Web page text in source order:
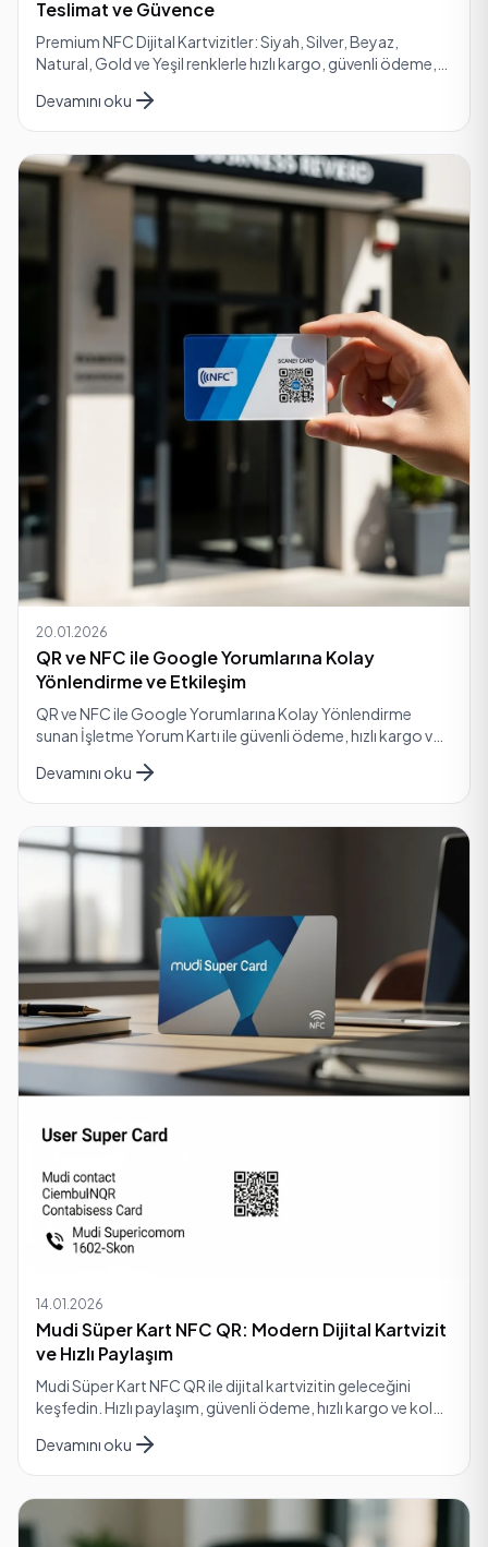
Teslimat ve Güvence
Premium NFC Dijital Kartvizitler: Siyah, Silver, Beyaz,
Natural, Gold ve Yeşil renklerle hızlı kargo, güvenli ödeme,
Devamını oku
20.01.2026
QR ve NFC ile Google Yorumlarına Kolay
Yönlendirme ve Etkileşim
QR ve NFC ile Google Yorumlarına Kolay Yönlendirme
sunan İşletme Yorum Kartı ile güvenli ödeme, hızlı kargo ve
Devamını oku
14.01.2026
Mudi Süper Kart NFC QR: Modern Dijital Kartvizit
ve Hızlı Paylaşım
Mudi Süper Kart NFC QR ile dijital kartvizitin geleceğini
keşfedin. Hızlı paylaşım, güvenli ödeme, hızlı kargo ve kolay
Devamını oku